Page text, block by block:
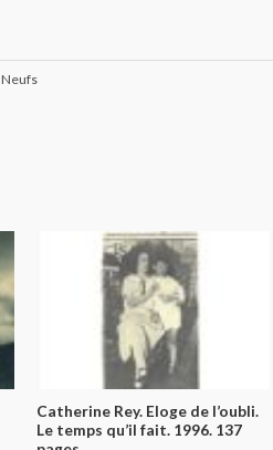
Neufs
Catherine Rey. Eloge de l’oubli.
Le temps qu’il fait. 1996. 137